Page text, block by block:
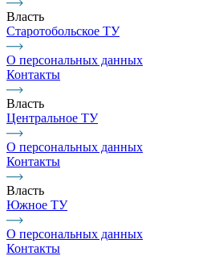
Власть
Старотобольское ТУ
О персональных данных
Контакты
Власть
Центральное ТУ
О персональных данных
Контакты
Власть
Южное ТУ
О персональных данных
Контакты